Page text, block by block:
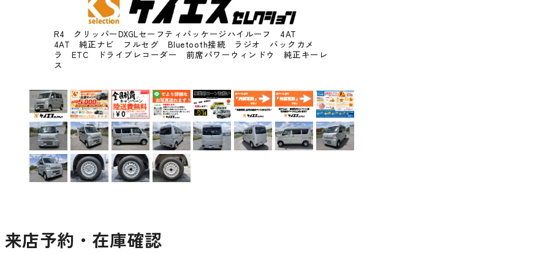
R4 クリッパーDXGLセーフティパッケージハイルーフ 4AT
4AT 純正ナビ フルセグ Bluetooth接続 ラジオ バックカメ
ラ ETC ドライブレコーダー 前席パワーウィンドウ 純正キーレ
ス
来店予約・在庫確認